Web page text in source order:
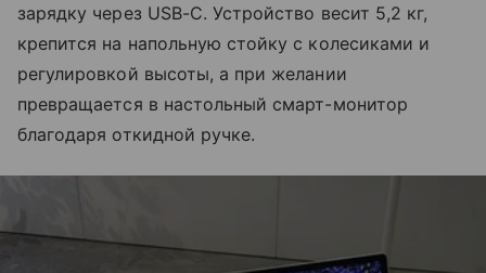
зарядку через USB-C. Устройство весит 5,2 кг,
крепится на напольную стойку с колесиками и
регулировкой высоты, а при желании
превращается в настольный смарт-монитор
благодаря откидной ручке.